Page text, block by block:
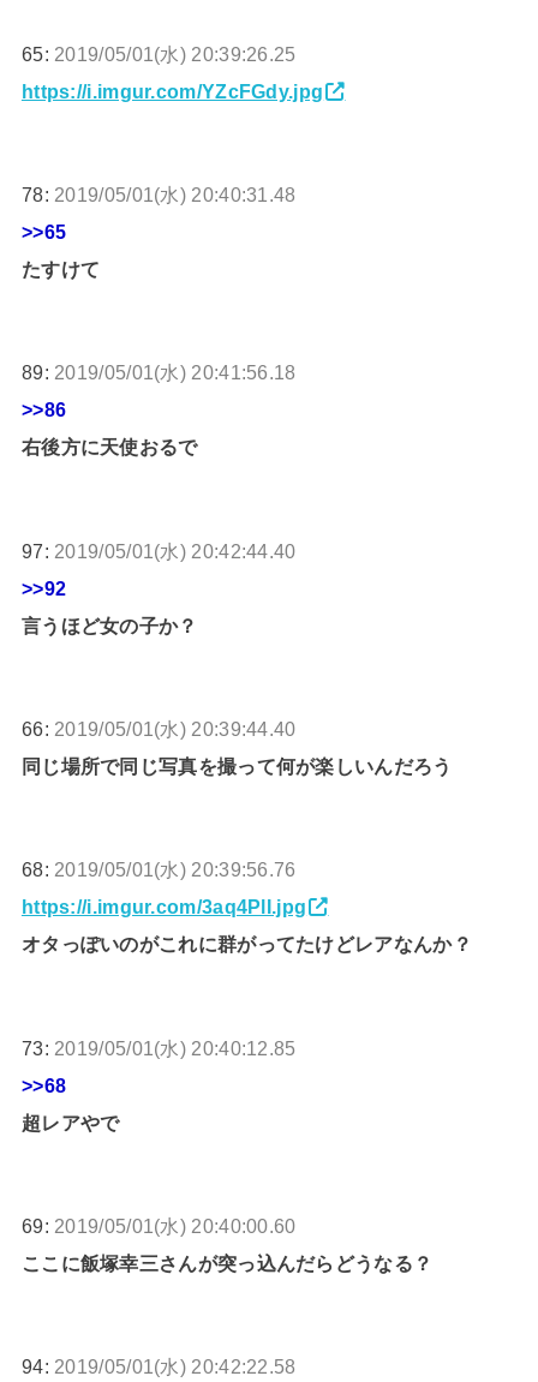
65: 2019/05/01(水) 20:39:26.25
https://i.imgur.com/YZcFGdy.jpg
78: 2019/05/01(水) 20:40:31.48
>>65
たすけて
89: 2019/05/01(水) 20:41:56.18
>>86
右後方に天使おるで
97: 2019/05/01(水) 20:42:44.40
>>92
言うほど女の子か？
66: 2019/05/01(水) 20:39:44.40
同じ場所で同じ写真を撮って何が楽しいんだろう
68: 2019/05/01(水) 20:39:56.76
https://i.imgur.com/3aq4PlI.jpg
オタっぽいのがこれに群がってたけどレアなんか？
73: 2019/05/01(水) 20:40:12.85
>>68
超レアやで
69: 2019/05/01(水) 20:40:00.60
ここに飯塚幸三さんが突っ込んだらどうなる？
94: 2019/05/01(水) 20:42:22.58